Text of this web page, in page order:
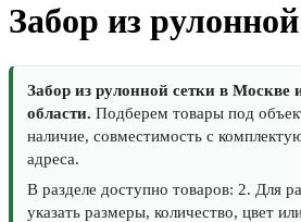
Забор из
Забор из рулонной сетки в Москве
области. Подберем товары под
наличие, совместимость с
адреса.
В разделе доступно товаров: 2. Для
указать размеры, количество, цвет